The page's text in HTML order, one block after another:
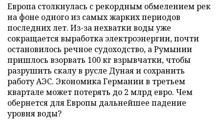
Европа столкнулась с рекордным обмелением рек
на фоне одного из самых жарких периодов
последних лет. Из-за нехватки воды уже
сокращается выработка электроэнергии, почти
остановилось речное судоходство, а Румынии
пришлось взорвать 100 кг взрывчатки, чтобы
разрушить скалу в русле Дуная и сохранить
работу АЭС. Экономика Германии в третьем
квартале может потерять до 2 млрд евро. Чем
обернется для Европы дальнейшее падение
уровня воды?